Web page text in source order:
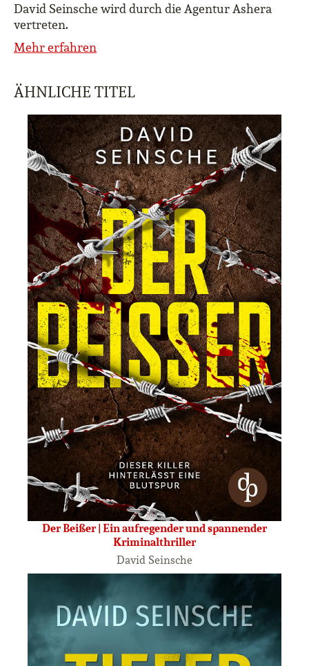
David Seinsche wird durch die Agentur Ashera
vertreten.
Mehr erfahren
ÄHNLICHE TITEL
Der Beißer | Ein aufregender und spannender
Kriminalthriller
David Seinsche